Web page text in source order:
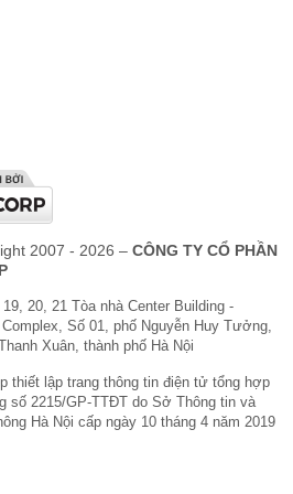
2007 - 2026 – CÔNG TY CỔ PHẦN
20, 21 Tòa nhà Center Building -
Complex, Số 01, phố Nguyễn Huy Tưởng,
Xuân, thành phố Hà Nội
thiết lập trang thông tin điện tử tổng hợp
số 2215/GP-TTĐT do Sở Thông tin và
Hà Nội cấp ngày 10 tháng 4 năm 2019